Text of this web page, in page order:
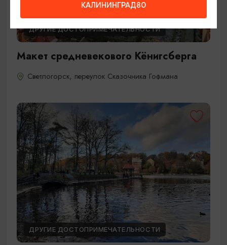
ДРУГИЕ ДОСТОПРИМЕЧАТЕЛЬНОСТИ
Макет средневекового Кёнигсберга
Светлогорск, переулок Сказочника Гофмана
ДРУГИЕ ДОСТОПРИМЕЧАТЕЛЬНОСТИ
КАЛИНИНГРАД80